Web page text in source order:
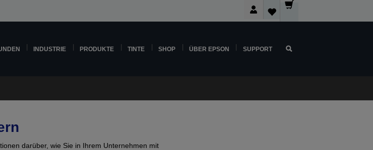
INDUSTRIE PRODUKTE TINTE SHOP ÜBER EPSON SUPPORT
darüber, wie Sie in Ihrem Unternehmen mit